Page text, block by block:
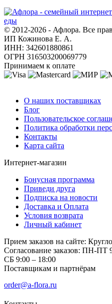
© 2012-2026 - Афлора. Все
ИП Кожинова Е. А.
ИНН: 342601880861
ОГРН 316503200069779
Принимаем к оплате
О наших поставщиках
Блог
Пользовательское
Политика обработки
Контакты
Карта сайта
Интернет-магазин
Бонусная программа
Приведи друга
Подписка на новости
Доставка и Оплата
Условия возврата
Личный кабинет
Прием заказов на сайте:
Согласование заказов: ПН-ПТ
СБ 9:00 – 18:00
Поставщикам и партнёрам
order@a-flora.ru